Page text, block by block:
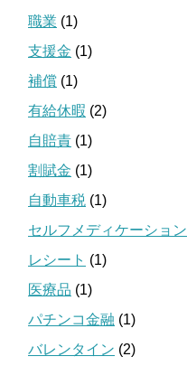
職業 (1)
支援金 (1)
補償 (1)
有給休暇 (2)
自賠責 (1)
割賦金 (1)
自動車税 (1)
セルフメディケーション
レシート (1)
医療品 (1)
パチンコ金融 (1)
バレンタイン (2)